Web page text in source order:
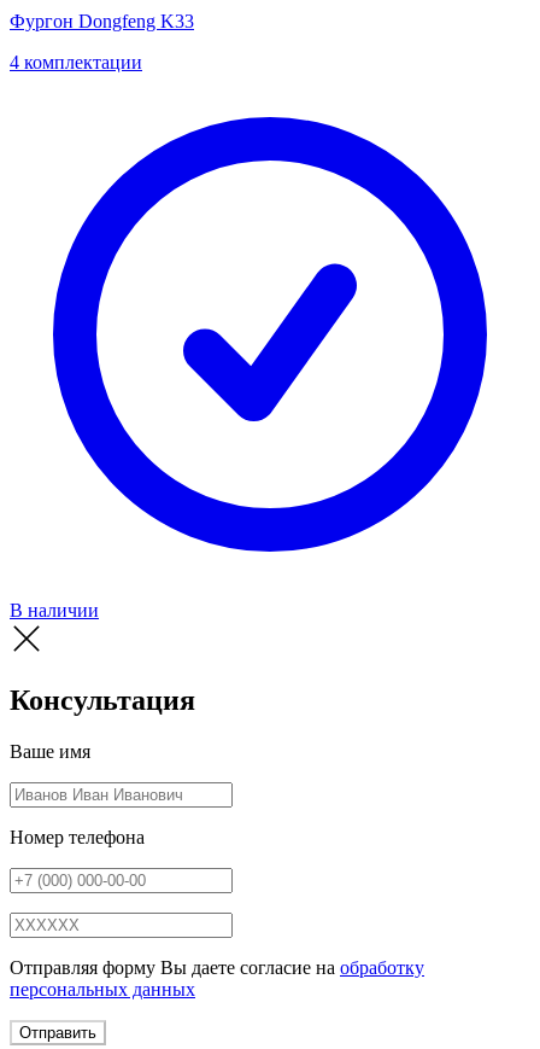
Фургон Dongfeng K33
4 комплектации
В наличии
Консультация
Ваше имя
Номер телефона
Отправляя форму Вы даете согласие на обработку
персональных данных
Отправить